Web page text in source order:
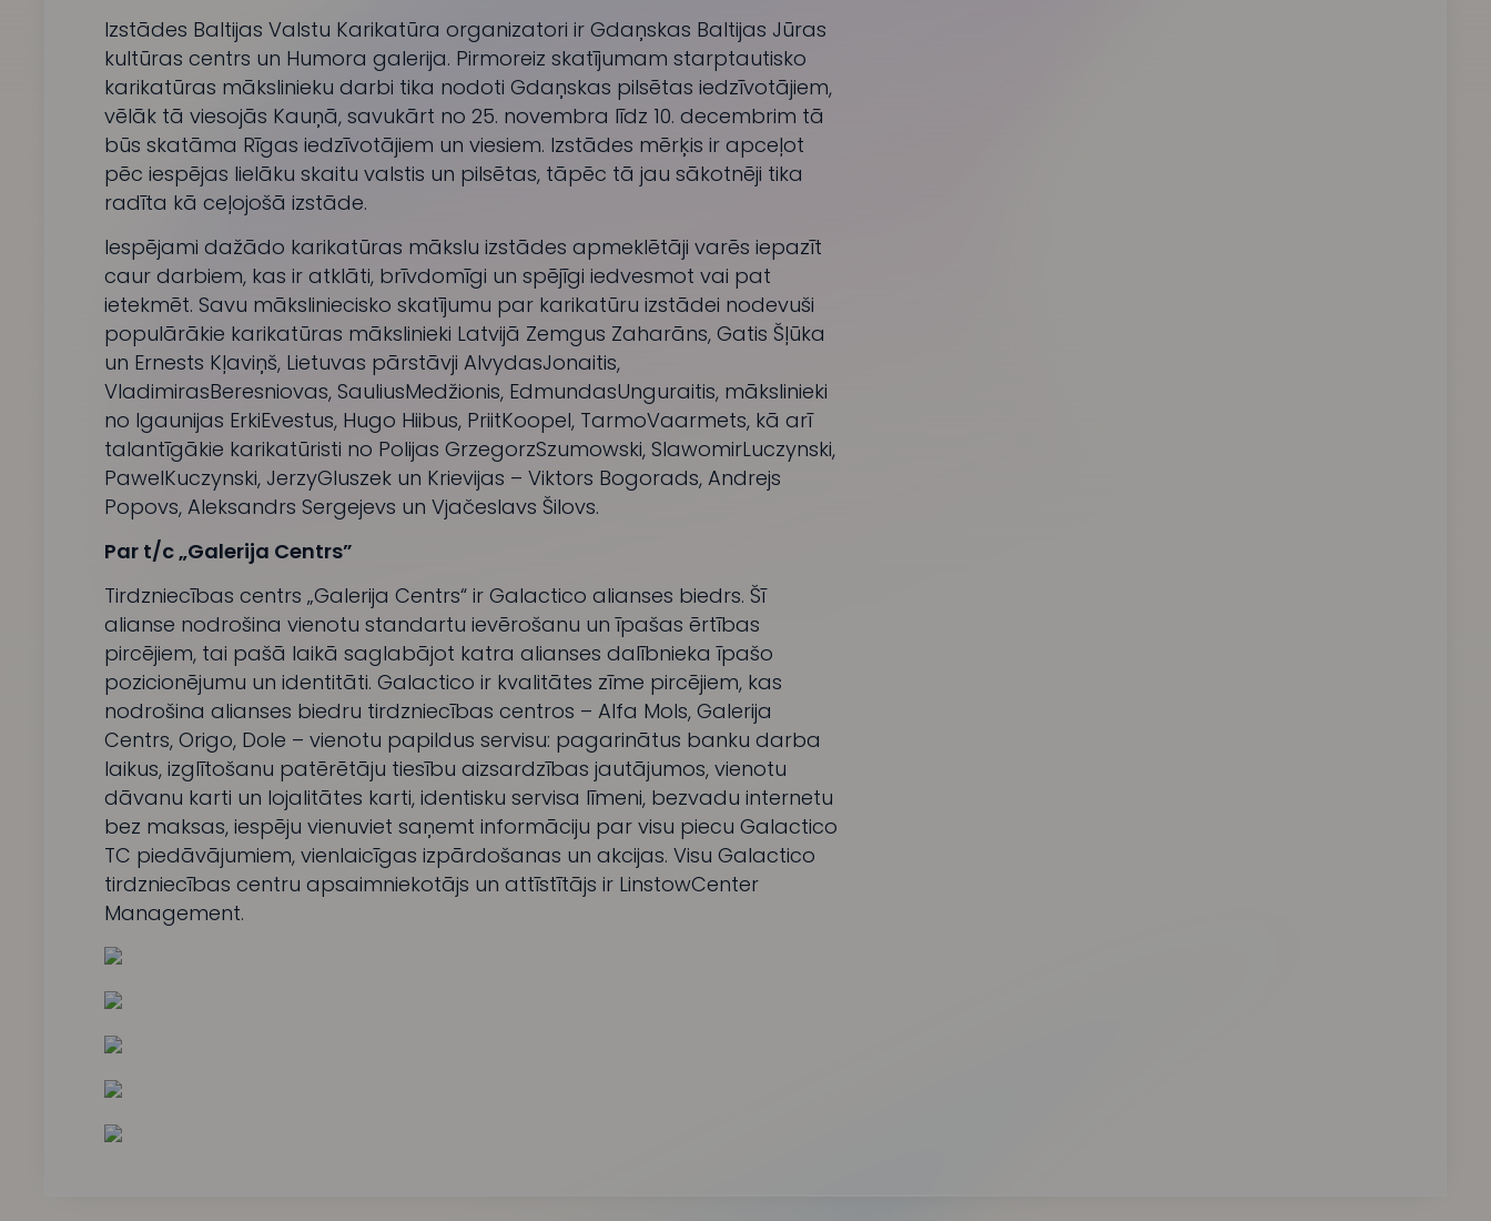
Izstādes Baltijas Valstu Karikatūra organizatori ir Gdaņskas Baltijas Jūras
kultūras centrs un Humora galerija. Pirmoreiz skatījumam starptautisko
karikatūras mākslinieku darbi tika nodoti Gdaņskas pilsētas iedzīvotājiem,
vēlāk tā viesojās Kauņā, savukārt no 25. novembra līdz 10. decembrim tā
būs skatāma Rīgas iedzīvotājiem un viesiem. Izstādes mērķis ir apceļot
pēc iespējas lielāku skaitu valstis un pilsētas, tāpēc tā jau sākotnēji tika
radīta kā ceļojošā izstāde.
Iespējami dažādo karikatūras mākslu izstādes apmeklētāji varēs iepazīt
caur darbiem, kas ir atklāti, brīvdomīgi un spējīgi iedvesmot vai pat
ietekmēt. Savu māksliniecisko skatījumu par karikatūru izstādei nodevuši
populārākie karikatūras mākslinieki Latvijā Zemgus Zaharāns, Gatis Šļūka
un Ernests Kļaviņš, Lietuvas pārstāvji AlvydasJonaitis,
VladimirasBeresniovas, SauliusMedžionis, EdmundasUnguraitis, mākslinieki
no Igaunijas ErkiEvestus, Hugo Hiibus, PriitKoopel, TarmoVaarmets, kā arī
talantīgākie karikatūristi no Polijas GrzegorzSzumowski, SlawomirLuczynski,
PawelKuczynski, JerzyGluszek un Krievijas – Viktors Bogorads, Andrejs
Popovs, Aleksandrs Sergejevs un Vjačeslavs Šilovs.
Par t/c „Galerija Centrs”
Tirdzniecības centrs „Galerija Centrs“ ir Galactico alianses biedrs. Šī
alianse nodrošina vienotu standartu ievērošanu un īpašas ērtības
pircējiem, tai pašā laikā saglabājot katra alianses dalībnieka īpašo
pozicionējumu un identitāti. Galactico ir kvalitātes zīme pircējiem, kas
nodrošina alianses biedru tirdzniecības centros – Alfa Mols, Galerija
Centrs, Origo, Dole – vienotu papildus servisu: pagarinātus banku darba
laikus, izglītošanu patērētāju tiesību aizsardzības jautājumos, vienotu
dāvanu karti un lojalitātes karti, identisku servisa līmeni, bezvadu internetu
bez maksas, iespēju vienuviet saņemt informāciju par visu piecu Galactico
TC piedāvājumiem, vienlaicīgas izpārdošanas un akcijas. Visu Galactico
tirdzniecības centru apsaimniekotājs un attīstītājs ir LinstowCenter
Management.